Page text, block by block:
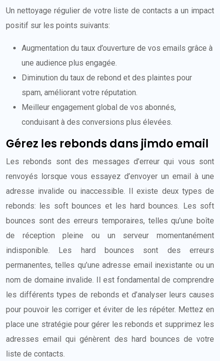
Un nettoyage régulier de votre liste de contacts a un impact
positif sur les points suivants:
Augmentation du taux d’ouverture de vos emails grâce à
une audience plus engagée.
Diminution du taux de rebond et des plaintes pour
spam, améliorant votre réputation.
Meilleur engagement global de vos abonnés,
conduisant à des conversions plus élevées.
Gérez les rebonds dans jimdo email
Les rebonds sont des messages d’erreur qui vous sont
renvoyés lorsque vous essayez d’envoyer un email à une
adresse invalide ou inaccessible. Il existe deux types de
rebonds: les soft bounces et les hard bounces. Les soft
bounces sont des erreurs temporaires, telles qu’une boîte
de réception pleine ou un serveur momentanément
indisponible. Les hard bounces sont des erreurs
permanentes, telles qu’une adresse email inexistante ou un
nom de domaine invalide. Il est fondamental de comprendre
les différents types de rebonds et d’analyser leurs causes
pour pouvoir les corriger et éviter de les répéter. Mettez en
place une stratégie pour gérer les rebonds et supprimez les
adresses email qui génèrent des hard bounces de votre
liste de contacts.